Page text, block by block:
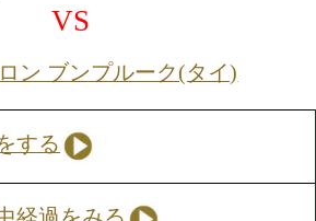
中村 翔氣(M.T)
VS
為我井 慧惟(DANGAN越